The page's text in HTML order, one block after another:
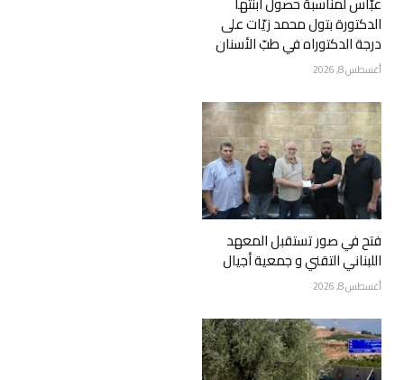
الدكتورة بتول محمد زيّات على
درجة الدكتوراه في طبّ الأسنان
أغسطس 8, 2026
فتح في صور تستقبل المعهد
اللبناني التقني و جمعية أجيال
أغسطس 8, 2026